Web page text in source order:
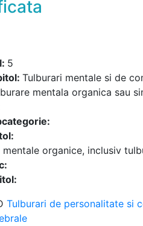
5
Tulburari mentale si de
mentala organica sau
mentale organice, inclusiv
Tulburari de personalitate si